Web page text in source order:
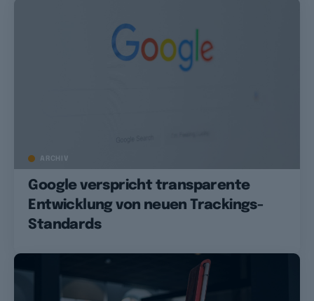
ARCHIV
Google verspricht transparente
Entwicklung von neuen Trackings-
Standards